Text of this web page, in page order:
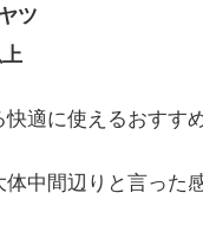
ツ
快適に使えるおすす
中間辺りと言った